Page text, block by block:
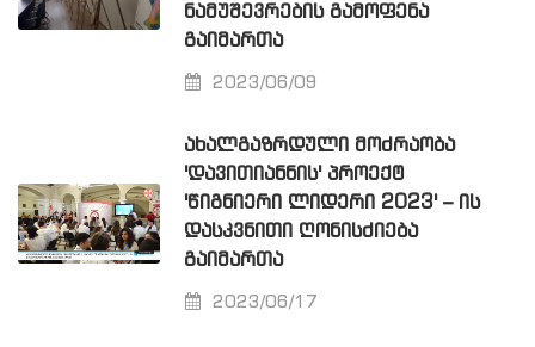
ᲜᲐᲛᲣᲨᲔᲕᲠᲔᲑᲘᲡ ᲒᲐᲛᲝᲤᲔᲜᲐ
ᲒᲐᲘᲛᲐᲠᲗᲐ
2023/06/09
ᲐᲮᲐᲚᲒᲐᲖᲠᲓᲣᲚᲘ ᲛᲝᲫᲠᲐᲝᲑᲐ
'ᲓᲐᲕᲘᲗᲘᲐᲜᲜᲘᲡ' ᲞᲠᲝᲔᲥᲢ
'ᲬᲘᲒᲜᲘᲔᲠᲘ ᲚᲘᲓᲔᲠᲘ 2023' – ᲘᲡ
ᲓᲐᲡᲙᲕᲜᲘᲗᲘ ᲦᲝᲜᲘᲡᲫᲘᲔᲑᲐ
ᲒᲐᲘᲛᲐᲠᲗᲐ
2023/06/17